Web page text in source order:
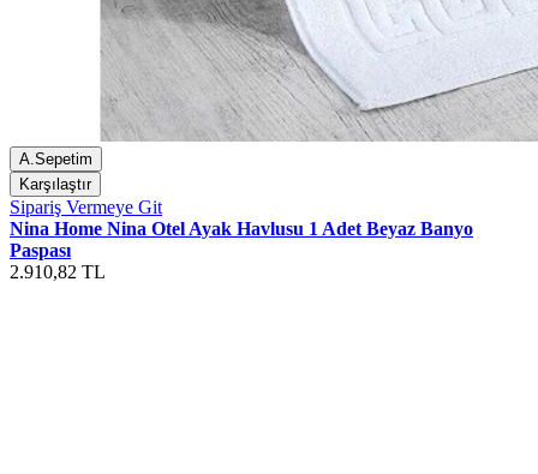
A.Sepetim
Karşılaştır
Sipariş Vermeye Git
Nina Home Nina Otel Ayak Havlusu 1 Adet Beyaz Banyo
Paspası
2.910,82 TL